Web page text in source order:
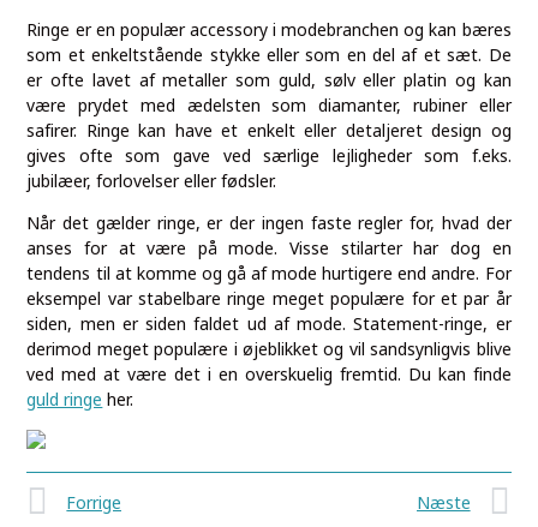
Ringe er en populær accessory i modebranchen og kan bæres
som et enkeltstående stykke eller som en del af et sæt. De
er ofte lavet af metaller som guld, sølv eller platin og kan
være prydet med ædelsten som diamanter, rubiner eller
safirer. Ringe kan have et enkelt eller detaljeret design og
gives ofte som gave ved særlige lejligheder som f.eks.
jubilæer, forlovelser eller fødsler.
Når det gælder ringe, er der ingen faste regler for, hvad der
anses for at være på mode. Visse stilarter har dog en
tendens til at komme og gå af mode hurtigere end andre. For
eksempel var stabelbare ringe meget populære for et par år
siden, men er siden faldet ud af mode. Statement-ringe, er
derimod meget populære i øjeblikket og vil sandsynligvis blive
ved med at være det i en overskuelig fremtid. Du kan finde
guld ringe her.
Forrige Næste